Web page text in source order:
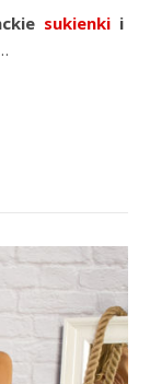
sukienki i